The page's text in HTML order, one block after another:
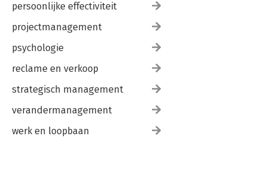
persoonlijke effectiviteit
projectmanagement
psychologie
reclame en verkoop
strategisch management
verandermanagement
werk en loopbaan